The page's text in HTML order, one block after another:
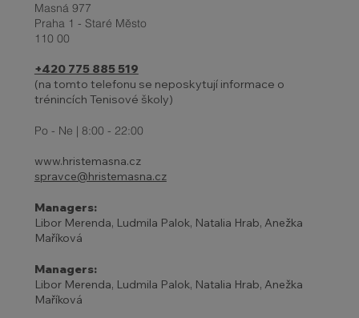
Masná 977
Praha 1 - Staré Město
110 00
+420 775 885 519
(na tomto telefonu se neposkytují informace o
trénincích Tenisové školy)
Po - Ne | 8:00 - 22:00
www.hristemasna.cz
spravce@hristemasna.cz
Managers:
Libor Merenda, Ludmila Palok, Natalia Hrab, Anežka
Maříková
Managers:
Libor Merenda, Ludmila Palok, Natalia Hrab, Anežka
Maříková